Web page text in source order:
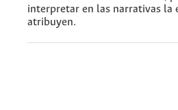
interpretar en las narrativas la
atribuyen.